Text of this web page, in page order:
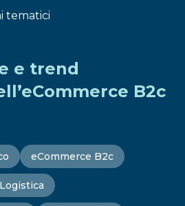
tematici
e trend
B2c
eCommerce B2c
Logistica